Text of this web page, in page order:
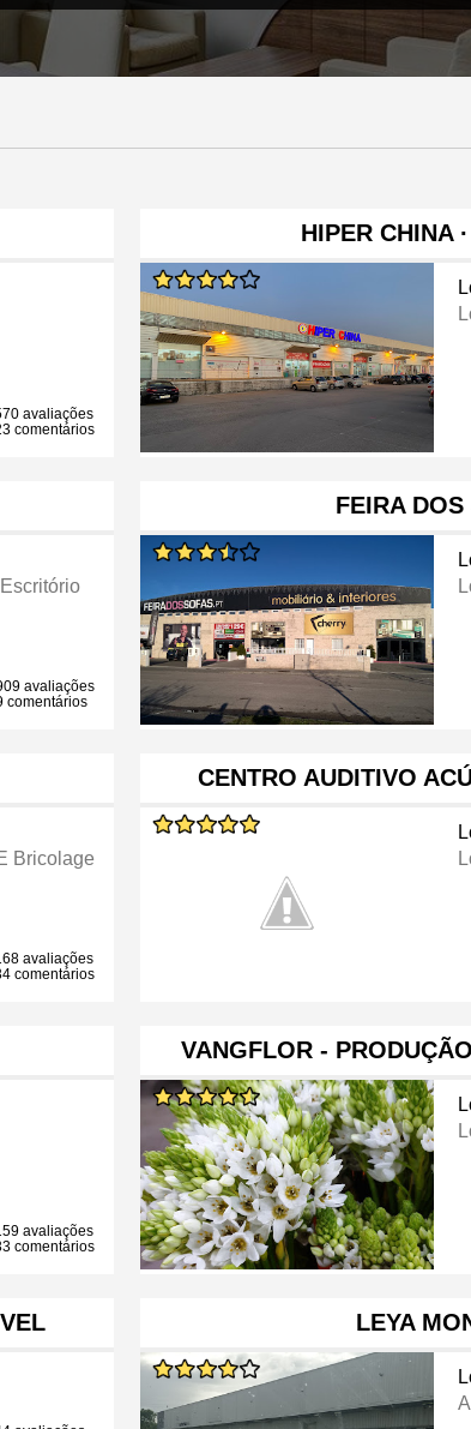
avaliações
comentários
HIPER CHINA
avaliações
comentários
FEIRA
Bricolage
avaliações
comentários
CENTRO AUDITIVO
avaliações
comentários
VANGFLOR -
LEYA